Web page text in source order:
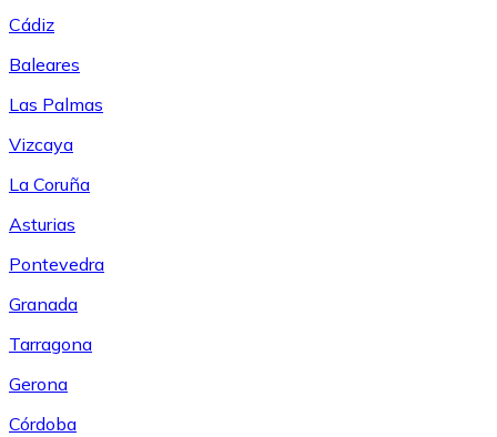
Cádiz
Baleares
Las Palmas
Vizcaya
La Coruña
Asturias
Pontevedra
Granada
Tarragona
Gerona
Córdoba